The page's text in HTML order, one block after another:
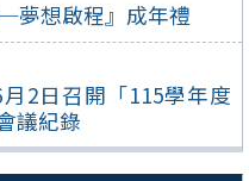
夢想啟程』成年禮
2日召開「115學年度
議紀錄